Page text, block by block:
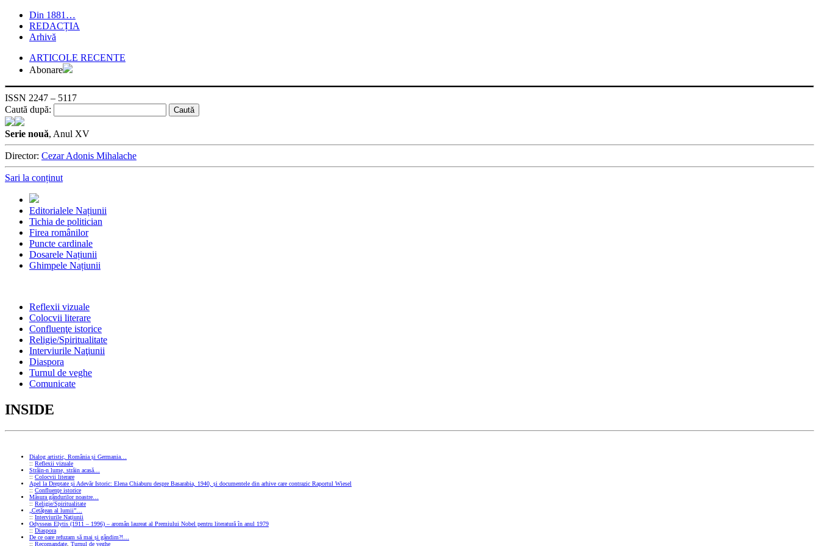
Din 1881…
REDACȚIA
Arhivă
ARTICOLE RECENTE
Abonare
ISSN 2247 – 5117
Caută după:
Serie nouă, Anul XV
Director: Cezar Adonis Mihalache
Sari la conținut
Editorialele Națiunii
Tichia de politician
Firea românilor
Puncte cardinale
Dosarele Națiunii
Ghimpele Națiunii
Reflexii vizuale
Colocvii literare
Confluenţe istorice
Religie/Spiritualitate
Interviurile Naţiunii
Diaspora
Turnul de veghe
Comunicate
INSIDE
Dialog artistic, România și Germania…
:: Reflexii vizuale
Străin-n lume, străin acasă…
:: Colocvii literare
Apel la Dreptate și Adevăr Istoric: Elena Chiaburu despre Basarabia, 1940, și documentele din arhive care contrazic Raportul Wiesel
:: Confluenţe istorice
Măsura gândurilor noastre…
:: Religie/Spiritualitate
„Cetățean al lumii”…
:: Interviurile Naţiunii
Odysseas Elytis (1911 – 1996) – aromân laureat al Premiului Nobel pentru literatură în anul 1979
:: Diaspora
De ce oare refuzam să mai și gândim?!…
:: Recomandate Turnul de veghe